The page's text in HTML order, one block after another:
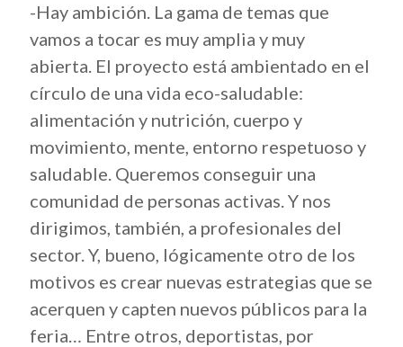
-Hay ambición. La gama de temas que
vamos a tocar es muy amplia y muy
abierta. El proyecto está ambientado en el
círculo de una vida eco-saludable:
alimentación y nutrición, cuerpo y
movimiento, mente, entorno respetuoso y
saludable. Queremos conseguir una
comunidad de personas activas. Y nos
dirigimos, también, a profesionales del
sector. Y, bueno, lógicamente otro de los
motivos es crear nuevas estrategias que se
acerquen y capten nuevos públicos para la
feria… Entre otros, deportistas, por